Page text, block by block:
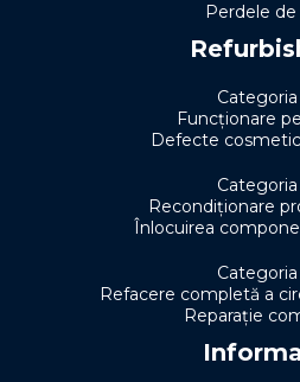
Perdele de
Funcționare
Defecte
Recondiționare
Înlocuirea
Categoria
Refacere completă a
Reparație